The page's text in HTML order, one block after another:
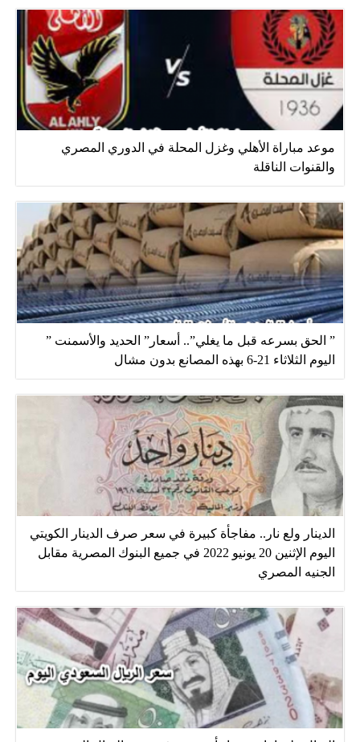
موعد مباراة الأهلي وغزل المحلة في الدوري المصري
والقنوات الناقلة
” الحق بسرعه قبل ما يغلي”.. أسعار” الحديد والأسمنت ”
اليوم الثلاثاء 21-6 بهذه المصانع بدون مشال
الدينار ولع نار.. مفاجأة كبيرة في سعر صرف الدينار الكويتي
اليوم الإثنين 20 يونيو 2022 في جميع البنوك المصرية مقابل
الجنيه المصري